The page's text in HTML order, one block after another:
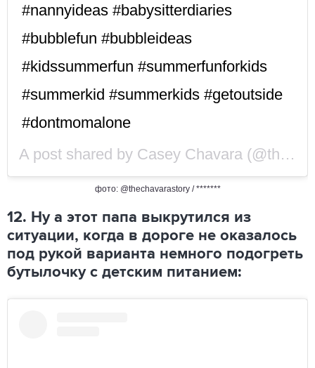
#nannyideas #babysitterdiaries
#bubblefun #bubbleideas
#kidssummerfun #summerfunforkids
#summerkid #summerkids #getoutside
#dontmomalone
A post shared by Casey Chavara (@thechavarastory) on
фото: @thechavarastory / *******
12. Ну а этот папа выкрутился из
ситуации, когда в дороге не оказалось
под рукой варианта немного подогреть
бутылочку с детским питанием: